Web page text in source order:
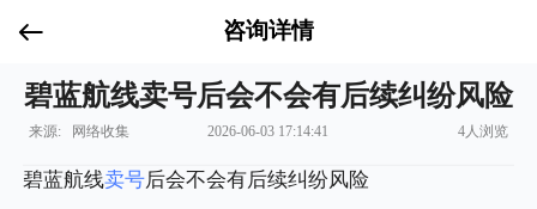
咨询详情
碧蓝航线卖号后会不会有后续纠纷风险
来源: 网络收集 2026-06-03 17:14:41 4人浏览
碧蓝航线卖号后会不会有后续纠纷风险